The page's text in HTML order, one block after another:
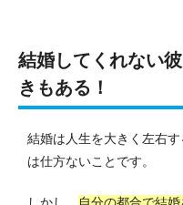
結婚してくれない
きもある！
結婚は人生を大きく左右
は仕方ないことです。